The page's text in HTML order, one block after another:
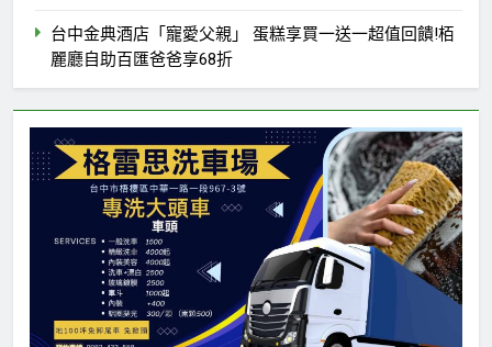
台中金典酒店「寵愛父親」 蛋糕享買一送一超值回饋!栢
麗廳自助百匯爸爸享68折